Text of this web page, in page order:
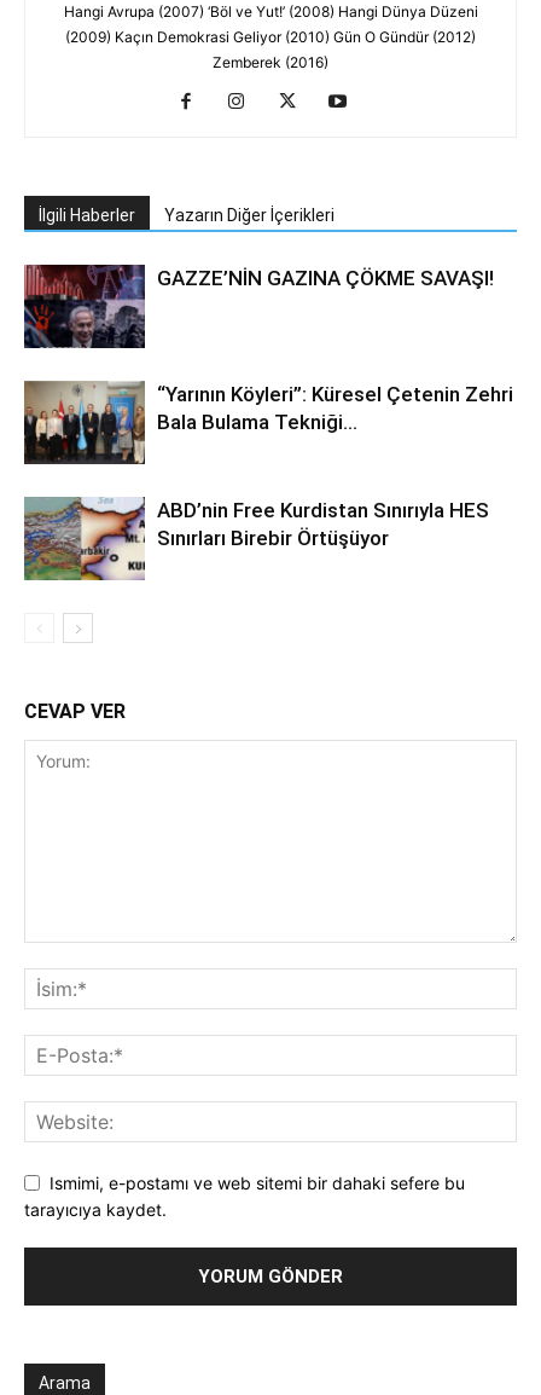
Hangi Avrupa (2007) ‘Böl ve Yut!’ (2008) Hangi Dünya Düzeni
(2009) Kaçın Demokrasi Geliyor (2010) Gün O Gündür (2012)
Zemberek (2016)
İlgili Haberler Yazarın Diğer İçerikleri
GAZZE’NİN GAZINA ÇÖKME SAVAŞI!
“Yarının Köyleri”: Küresel Çetenin Zehri
Bala Bulama Tekniği…
ABD’nin Free Kurdistan Sınırıyla HES
Sınırları Birebir Örtüşüyor
CEVAP VER
Ismimi, e-postamı ve web sitemi bir dahaki sefere bu
tarayıcıya kaydet.
Arama